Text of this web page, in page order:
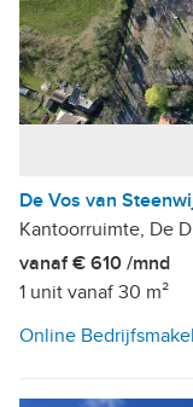
De Vos van
Kantoorruimte, De
vanaf € 610 /mnd
1 unit vanaf 30 m²
Online